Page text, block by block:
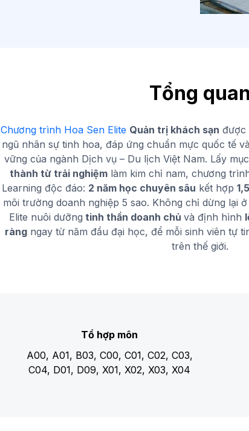
Tổng quan
Chương trình Hoa Sen Elite Quản trị khách sạn được
ngũ nhân sự tinh hoa, đáp ứng chuẩn mực quốc tế
vững của ngành Dịch vụ – Du lịch Việt Nam. Lấy
thành từ trải nghiệm làm kim chỉ nam, chương
Learning độc đáo: 2 năm học chuyên sâu kết hợp
môi trường doanh nghiệp 5 sao. Không chỉ dừng lại
Elite nuôi dưỡng tinh thần doanh chủ và định hình
ràng ngay từ năm đầu đại học, để mỗi sinh viên tự
trên thế giới.
Tổ hợp môn
A00, A01, B03, C00, C01, C02, C03,
C04, D01, D09, X01, X02, X03, X04